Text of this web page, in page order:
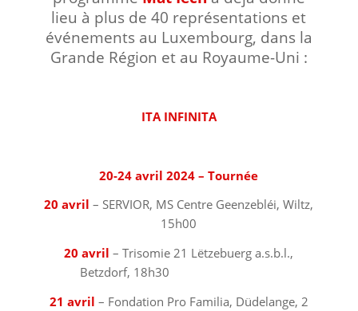
lieu à plus de 40 représentations et
événements au Luxembourg, dans la
Grande Région et au Royaume-Uni :
ITA INFINITA
20-24 avril 2024 – Tournée
20 avril – SERVIOR, MS Centre Geenzebléi, Wiltz,
15h00
20 avril – Trisomie 21 Lëtzebuerg a.s.b.l.,
Betzdorf, 18h30 ⠀⠀⠀⠀⠀⠀⠀⠀⠀⠀⠀⠀
21 avril – Fondation Pro Familia, Düdelange, 2